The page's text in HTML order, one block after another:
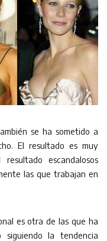
se ha sometido a
El resultado es muy
escandalosos
las que trabajan en
es otra de las que ha
la tendencia